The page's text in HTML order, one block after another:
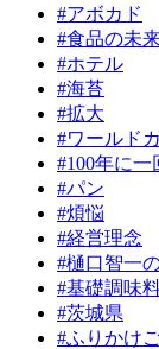
#アボカド
#食品の未
#ホテル
#海苔
#拡大
#ワールド
#100年に一
#パン
#煩悩
#経営理念
#樋口智一
#基礎調味
#茨城県
#ふりかけ